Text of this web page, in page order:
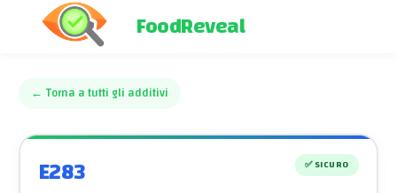
FoodReveal
← Torna a tutti gli additivi
E283 ✅SICURO